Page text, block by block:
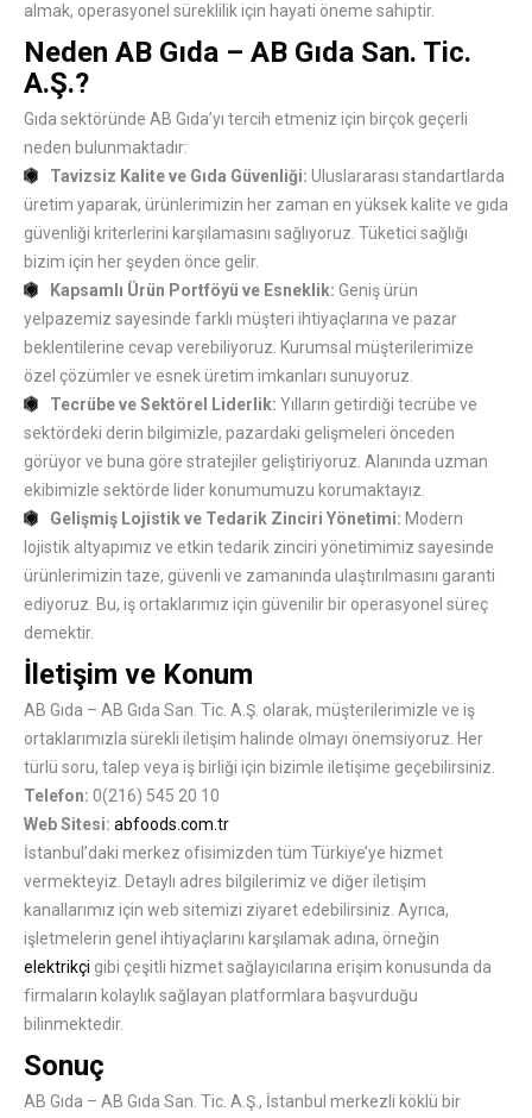
almak, operasyonel süreklilik için hayati öneme sahiptir.
Neden AB Gıda – AB Gıda San. Tic.
A.Ş.?
Gıda sektöründe AB Gıda’yı tercih etmeniz için birçok geçerli
neden bulunmaktadır:
Tavizsiz Kalite ve Gıda Güvenliği: Uluslararası standartlarda
üretim yaparak, ürünlerimizin her zaman en yüksek kalite ve gıda
güvenliği kriterlerini karşılamasını sağlıyoruz. Tüketici sağlığı
bizim için her şeyden önce gelir.
Kapsamlı Ürün Portföyü ve Esneklik: Geniş ürün
yelpazemiz sayesinde farklı müşteri ihtiyaçlarına ve pazar
beklentilerine cevap verebiliyoruz. Kurumsal müşterilerimize
özel çözümler ve esnek üretim imkanları sunuyoruz.
Tecrübe ve Sektörel Liderlik: Yılların getirdiği tecrübe ve
sektördeki derin bilgimizle, pazardaki gelişmeleri önceden
görüyor ve buna göre stratejiler geliştiriyoruz. Alanında uzman
ekibimizle sektörde lider konumumuzu korumaktayız.
Gelişmiş Lojistik ve Tedarik Zinciri Yönetimi: Modern
lojistik altyapımız ve etkin tedarik zinciri yönetimimiz sayesinde
ürünlerimizin taze, güvenli ve zamanında ulaştırılmasını garanti
ediyoruz. Bu, iş ortaklarımız için güvenilir bir operasyonel süreç
demektir.
İletişim ve Konum
AB Gıda – AB Gıda San. Tic. A.Ş. olarak, müşterilerimizle ve iş
ortaklarımızla sürekli iletişim halinde olmayı önemsiyoruz. Her
türlü soru, talep veya iş birliği için bizimle iletişime geçebilirsiniz.
Telefon: 0(216) 545 20 10
Web Sitesi: abfoods.com.tr
İstanbul’daki merkez ofisimizden tüm Türkiye’ye hizmet
vermekteyiz. Detaylı adres bilgilerimiz ve diğer iletişim
kanallarımız için web sitemizi ziyaret edebilirsiniz. Ayrıca,
işletmelerin genel ihtiyaçlarını karşılamak adına, örneğin
elektrikçi gibi çeşitli hizmet sağlayıcılarına erişim konusunda da
firmaların kolaylık sağlayan platformlara başvurduğu
bilinmektedir.
Sonuç
AB Gıda – AB Gıda San. Tic. A.Ş., İstanbul merkezli köklü bir